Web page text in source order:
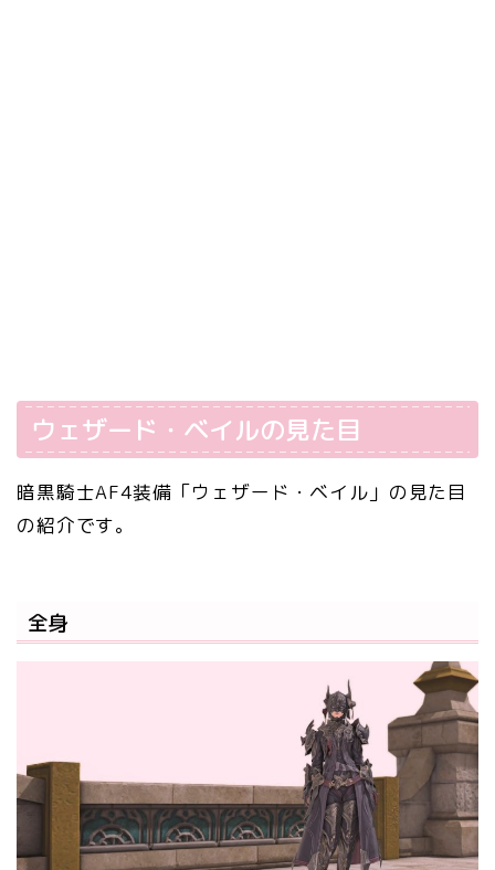
ウェザード・ベイルの見た目
暗黒騎士AF4装備「ウェザード・ベイル」の見た目
の紹介です。
全身